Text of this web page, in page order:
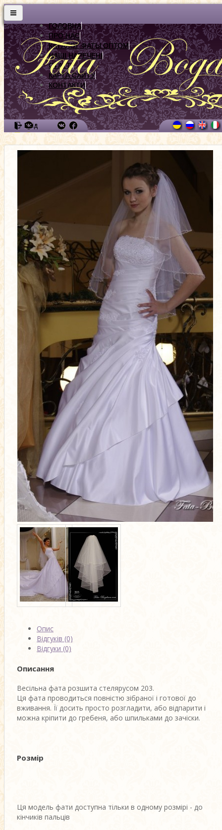
ГОЛОВНА
ПРО НАС
КАТАЛОГ ФАТЫ ОПТОМ
НАШІ НАРЕЧЕНІ
СТАТТІ
КАРТА САЙТУ
КОНТАКТИ
Вхід
Опис
Відгуків (0)
Відгуки (0)
Описання
Весільна фата розшита стелярусом 203.
Ця фата проводиться повністю зібраної і готової до
вживання. Її досить просто розгладити, або відпарити і
можна кріпити до гребеня, або шпильками до зачіски.
Розмір
Ця модель фати доступна тільки в одному розмірі - до
кінчиків пальців